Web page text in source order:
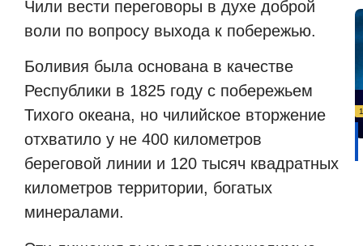
Чили вести переговоры в духе доброй
воли по вопросу выхода к побережью.
Боливия была основана в качестве
Республики в 1825 году с побережьем
Тихого океана, но чилийское вторжение
отхватило у не 400 километров
береговой линии и 120 тысяч квадратных
километров территории, богатых
минералами.